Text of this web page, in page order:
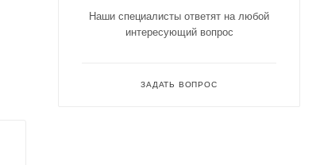
Наши специалисты ответят на любой
интересующий вопрос
ЗАДАТЬ ВОПРОС